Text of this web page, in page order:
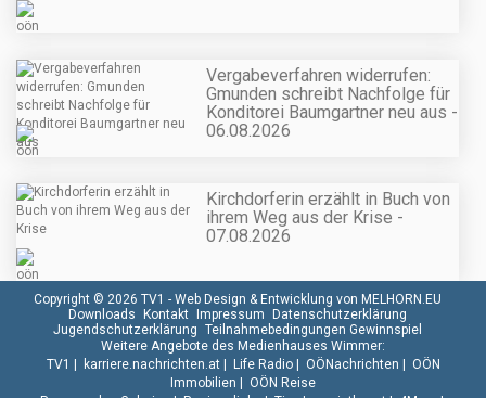
Vergabeverfahren widerrufen:
Gmunden schreibt Nachfolge für
Konditorei Baumgartner neu aus -
06.08.2026
Kirchdorferin erzählt in Buch von
ihrem Weg aus der Krise -
07.08.2026
Copyright © 2026 TV1 - Web Design & Entwicklung von MELHORN.EU
Downloads Kontakt Impressum Datenschutzerklärung
Jugendschutzerklärung Teilnahmebedingungen Gewinnspiel
Weitere Angebote des Medienhauses Wimmer:
TV1 | karriere.nachrichten.at| Life Radio| OÖNachrichten | OÖN
Immobilien | OÖN Reise